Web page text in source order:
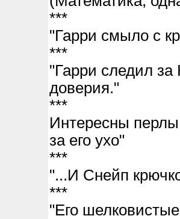
***
"Гарри смыло с
***
"Гарри следил за
доверия."
***
Интересны перлы
за его ухо"
***
"...И Снейп
***
"Его